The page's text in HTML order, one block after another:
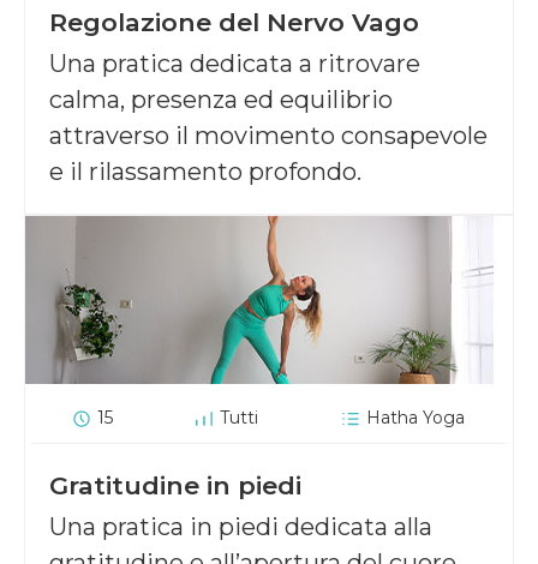
Regolazione del Nervo Vago
Una pratica dedicata a ritrovare
calma, presenza ed equilibrio
attraverso il movimento consapevole
e il rilassamento profondo.
15 Tutti Hatha Yoga
Gratitudine in piedi
Una pratica in piedi dedicata alla